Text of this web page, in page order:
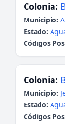
Colonia:
Municipio:
Estado:
Códigos
Colonia:
Municipio:
Estado:
Códigos